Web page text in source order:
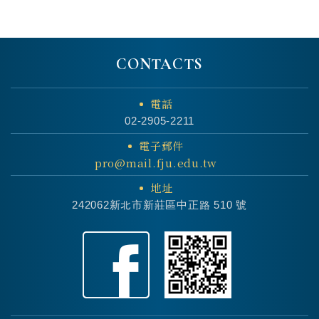
CONTACTS
電話
02-2905-2211
電子郵件
pro@mail.fju.edu.tw
地址
242062新北市新莊區中正路 510 號